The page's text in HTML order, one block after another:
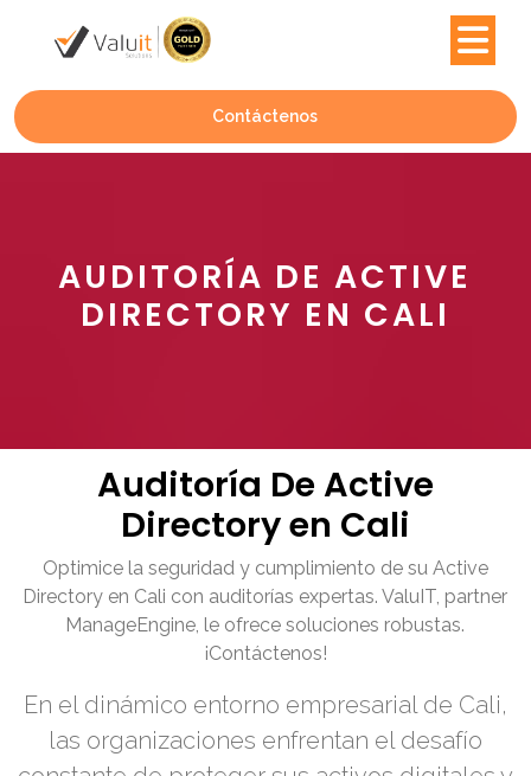
Contáctenos
AUDITORÍA DE ACTIVE
DIRECTORY EN CALI
Auditoría De Active
Directory en Cali
Optimice la seguridad y cumplimiento de su Active
Directory en Cali con auditorías expertas. ValuIT, partner
ManageEngine, le ofrece soluciones robustas.
¡Contáctenos!
En el dinámico entorno empresarial de Cali,
las organizaciones enfrentan el desafío